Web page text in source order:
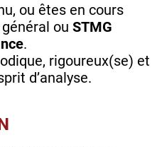
ou êtes en cours
ou STMG
.
rigoureux(se) et
d’analyse.